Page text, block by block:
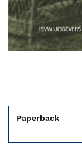
Paperback